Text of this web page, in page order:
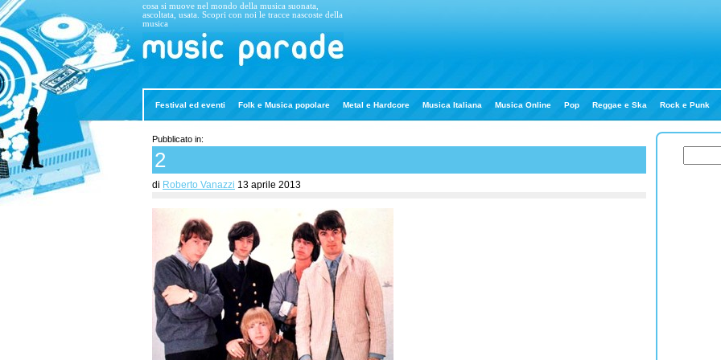
cosa si muove nel mondo della musica suonata,
ascoltata, usata. Scopri con noi le tracce nascoste della
musica
Festival ed eventi Folk e Musica popolare Metal e Hardcore Musica Italiana Musica Online Pop Reggae e Ska Rock e Punk
Pubblicato in:
2
di Roberto Vanazzi 13 aprile 2013